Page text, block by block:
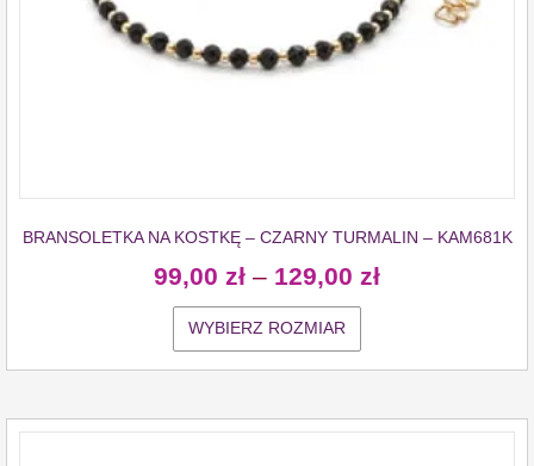
BRANSOLETKA NA KOSTKĘ – CZARNY TURMALIN – KAM681K
99,00 zł – 129,00 zł
WYBIERZ ROZMIAR